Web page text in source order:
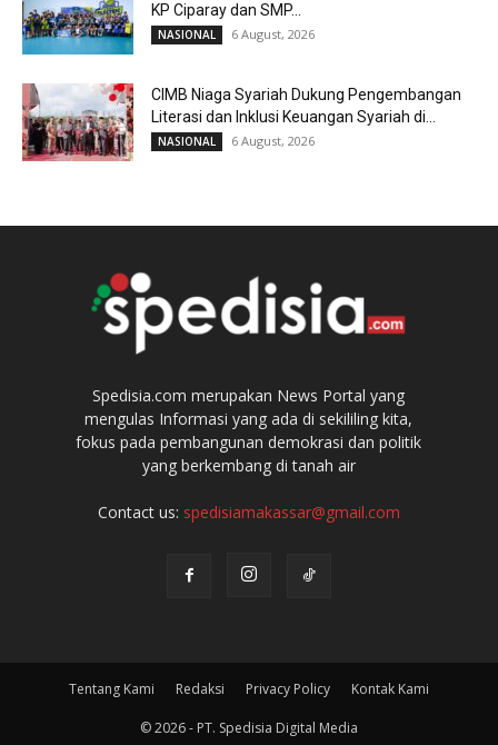
KP Ciparay dan SMP...
NASIONAL 6 August, 2026
CIMB Niaga Syariah Dukung Pengembangan
Literasi dan Inklusi Keuangan Syariah di...
NASIONAL 6 August, 2026
Spedisia.com merupakan News Portal yang
mengulas Informasi yang ada di sekililing kita,
fokus pada pembangunan demokrasi dan politik
yang berkembang di tanah air
Contact us: spedisiamakassar@gmail.com
Tentang Kami Redaksi Privacy Policy Kontak Kami
© 2026 - PT. Spedisia Digital Media